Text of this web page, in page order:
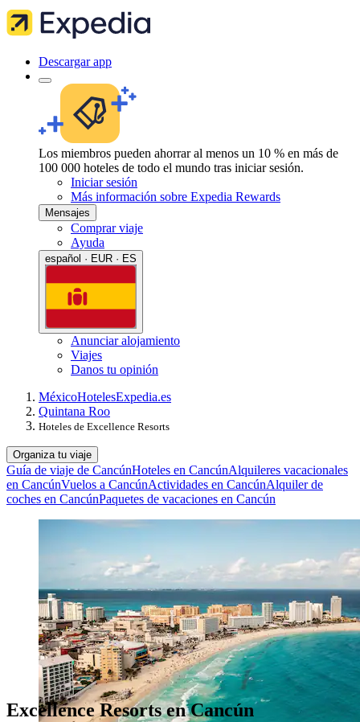
Descargar app
Los miembros pueden ahorrar al menos un 10 % en más de
100 000 hoteles de todo el mundo tras iniciar sesión.
Iniciar sesión
Más información sobre Expedia Rewards
Mensajes
Comprar viaje
Ayuda
español · EUR · ES
Anunciar alojamiento
Viajes
Danos tu opinión
MéxicoHotelesExpedia.es
Quintana Roo
Hoteles de Excellence Resorts
Organiza tu viaje
Guía de viaje de CancúnHoteles en CancúnAlquileres vacacionales
en CancúnVuelos a CancúnActividades en CancúnAlquiler de
coches en CancúnPaquetes de vacaciones en Cancún
Excellence Resorts en Cancún